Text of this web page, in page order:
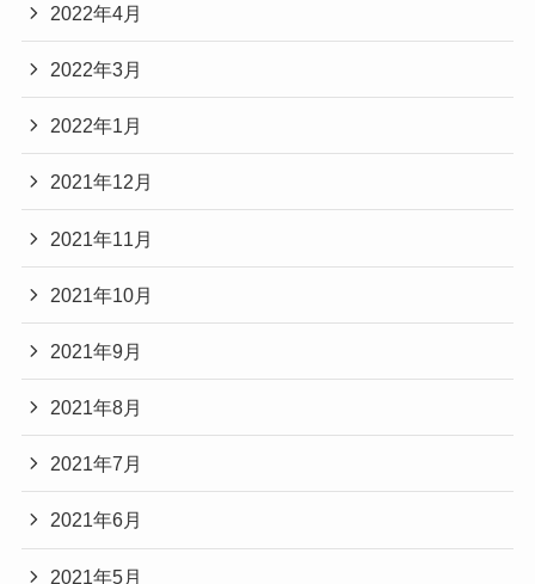
2022年4月
2022年3月
2022年1月
2021年12月
2021年11月
2021年10月
2021年9月
2021年8月
2021年7月
2021年6月
2021年5月